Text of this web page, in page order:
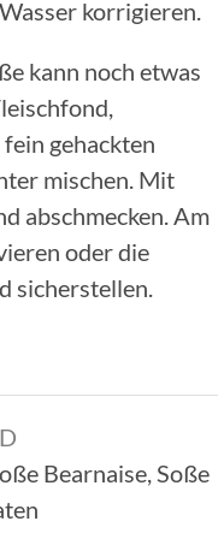
korrigieren.
kann noch etwas
gehackten
mischen. Mit
abschmecken. Am
oder die
sicherstellen.
Bearnaise, Soße